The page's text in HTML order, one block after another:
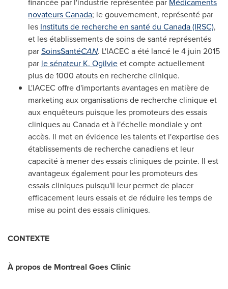
novateursCanada; le gouvernement, représenté par
les Instituts de recherche en santé du Canada(IRSC),
et les établissements de soins de santé représentés
parSoinsSantéCAN. L'IACEC a été lancé le 4 juin 2015
par le sénateur K. Ogilvieet compte actuellement
plus de 1000 atouts en recherche clinique.
L'IACEC offre d'importants avantages en matière de
marketing aux organisations de recherche clinique et
aux enquêteurs puisque les promoteurs des essais
cliniques au Canadaet à l'échelle mondiale y ont
accès. Il met en évidence les talents et l'expertise des
établissements de recherche canadiens et leur
capacité à mener des essais cliniques de pointe. Il est
avantageux également pour les promoteurs des
essais cliniques puisqu'il leur permet de placer
efficacement leurs essais et de réduire les temps de
mise au point des essais cliniques.
CONTEXTE
À propos de Montreal Goes Clinic